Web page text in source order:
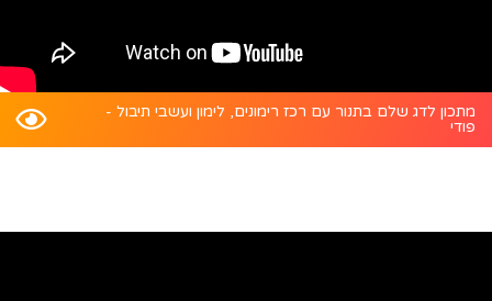
מתכון לדג שלם בתנור עם רכז רימונים, לימון ועשבי תיבול -
פודי